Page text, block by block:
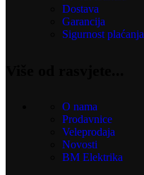
Dostava
Garancija
Sigurnost plaćanja
O nama
Prodavnice
Veleprodaja
Novosti
BM Elektrika